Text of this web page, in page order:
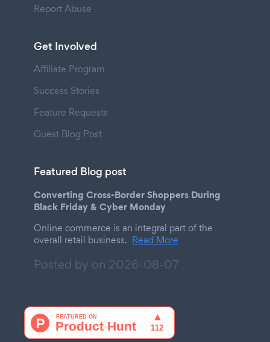
Report Abuse
Get Involved
Affiliate Program
Success Stories
Feature Requests
Guest Blog Post
Featured Blog post
Converting Cross-Border Shoppers During
Black Friday & Cyber Monday
Online commerce is an integral part of the
overall retail business. Read More
Posted by on 2026-08-07